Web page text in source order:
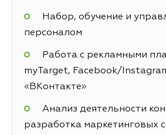
Набор, обучение и
персоналом
Работа с рекламными
myTarget, Facebook/
«ВКонтакте»
Анализ деятельности
разработка маркетинговых